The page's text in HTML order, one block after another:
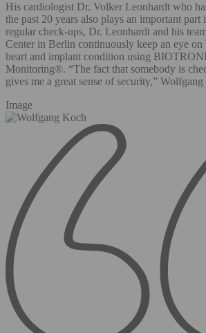
His cardiologist Dr. Volker Leonhardt who
the past 20 years also plays an important
regular check-ups, Dr. Leonhardt and his
Center in Berlin continuously keep an eye on
heart and implant condition using
Monitoring®. “The fact that somebody is
gives me a great sense of security,”
Image